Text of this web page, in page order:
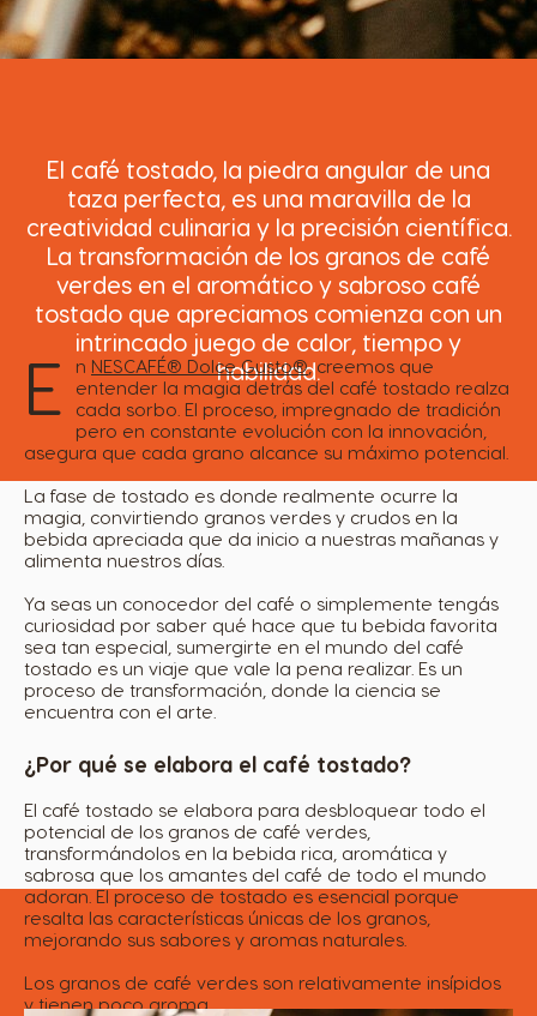
El café tostado, la piedra angular de una
taza perfecta, es una maravilla de la
creatividad culinaria y la precisión científica.
La transformación de los granos de café
verdes en el aromático y sabroso café
tostado que apreciamos comienza con un
intrincado juego de calor, tiempo y
habilidad.
E n NESCAFÉ® Dolce Gusto®, creemos que
entender la magia detrás del café tostado realza
cada sorbo. El proceso, impregnado de tradición
pero en constante evolución con la innovación,
asegura que cada grano alcance su máximo potencial.
La fase de tostado es donde realmente ocurre la
magia, convirtiendo granos verdes y crudos en la
bebida apreciada que da inicio a nuestras mañanas y
alimenta nuestros días.
Ya seas un conocedor del café o simplemente tengás
curiosidad por saber qué hace que tu bebida favorita
sea tan especial, sumergirte en el mundo del café
tostado es un viaje que vale la pena realizar. Es un
proceso de transformación, donde la ciencia se
encuentra con el arte.
¿Por qué se elabora el café tostado?
El café tostado se elabora para desbloquear todo el
potencial de los granos de café verdes,
transformándolos en la bebida rica, aromática y
sabrosa que los amantes del café de todo el mundo
adoran. El proceso de tostado es esencial porque
resalta las características únicas de los granos,
mejorando sus sabores y aromas naturales.
Los granos de café verdes son relativamente insípidos
y tienen poco aroma.